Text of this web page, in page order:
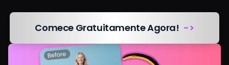
Comece Gratuitamente Agora! ->